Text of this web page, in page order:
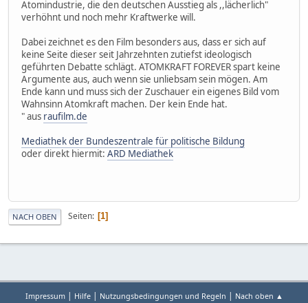
Atomindustrie, die den deutschen Ausstieg als ,,lächerlich"
verhöhnt und noch mehr Kraftwerke will.
Dabei zeichnet es den Film besonders aus, dass er sich auf
keine Seite dieser seit Jahrzehnten zutiefst ideologisch
geführten Debatte schlägt. ATOMKRAFT FOREVER spart keine
Argumente aus, auch wenn sie unliebsam sein mögen. Am
Ende kann und muss sich der Zuschauer ein eigenes Bild vom
Wahnsinn Atomkraft machen. Der kein Ende hat.
" aus raufilm.de
Mediathek der Bundeszentrale für politische Bildung
oder direkt hiermit: ARD Mediathek
NACH OBEN Seiten 1
Impressum| Hilfe| Nutzungsbedingungen und Regeln | Nach oben ▲